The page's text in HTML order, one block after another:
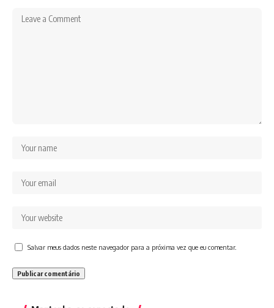
Salvar meus dados neste navegador para a próxima vez que eu comentar.